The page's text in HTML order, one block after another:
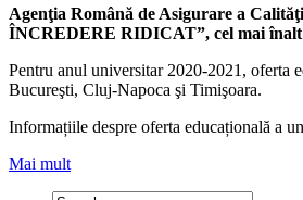
Agenţia Română de Asigurare a
ÎNCREDERE RIDICAT”, cel mai înalt
Pentru anul universitar 2020-2021, oferta
Bucureşti, Cluj-Napoca şi Timişoara.
Informațiile despre oferta educațională a
Mai mult